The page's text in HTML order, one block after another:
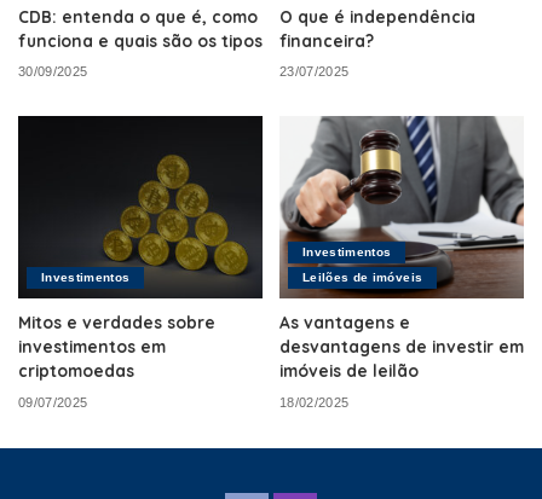
CDB: entenda o que é, como
funciona e quais são os tipos
30/09/2025
O que é independência
financeira?
23/07/2025
Investimentos
Mitos e verdades sobre
investimentos em
criptomoedas
09/07/2025
Investimentos
Leilões de imóveis
As vantagens e
desvantagens de investir em
imóveis de leilão
18/02/2025